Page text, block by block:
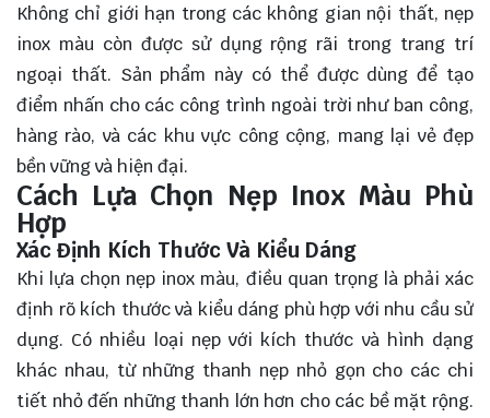
Không chỉ giới hạn trong các không gian nội thất, nẹp
inox màu còn được sử dụng rộng rãi trong trang trí
ngoại thất. Sản phẩm này có thể được dùng để tạo
điểm nhấn cho các công trình ngoài trời như ban công,
hàng rào, và các khu vực công cộng, mang lại vẻ đẹp
bền vững và hiện đại.
Cách Lựa Chọn Nẹp Inox Màu Phù
Hợp
Xác Định Kích Thước Và Kiểu Dáng
Khi lựa chọn nẹp inox màu, điều quan trọng là phải xác
định rõ kích thước và kiểu dáng phù hợp với nhu cầu sử
dụng. Có nhiều loại nẹp với kích thước và hình dạng
khác nhau, từ những thanh nẹp nhỏ gọn cho các chi
tiết nhỏ đến những thanh lớn hơn cho các bề mặt rộng.